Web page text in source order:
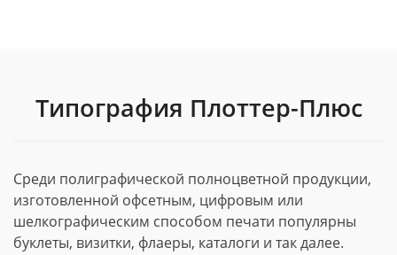
Типография Плоттер-Плюс
Среди полиграфической полноцветной продукции,
изготовленной офсетным, цифровым или
шелкографическим способом печати популярны
буклеты, визитки, флаеры, каталоги и так далее.